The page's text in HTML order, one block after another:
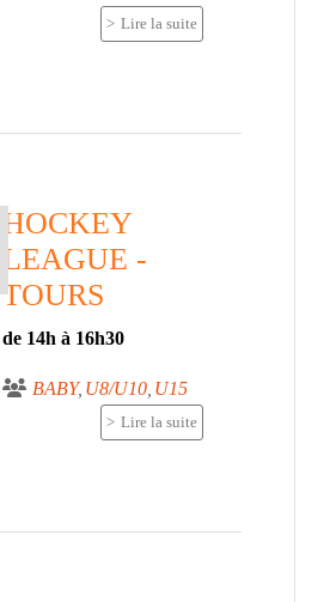
Lire la suite
HOCKEY
LEAGUE -
TOURS
de 14h à 16h30
BABY U8/U10 U15
Lire la suite